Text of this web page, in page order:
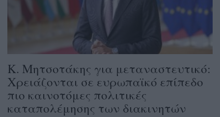
Κ. Μητσοτάκης για μεταναστευτικό:
Χρειάζονται σε ευρωπαϊκό επίπεδο
πιο καινοτόμες πολιτικές
καταπολέμησης των διακινητών